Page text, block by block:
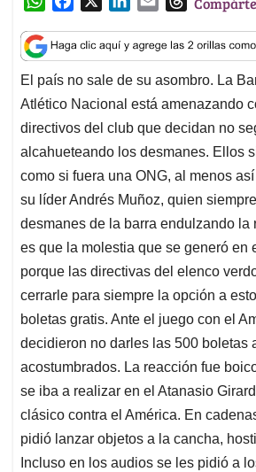
a
t
s
A
p
p
c
e
b
o
o
k
n
k
e
d
I
n
a
i
l
r
e
a
d
s
El país no sale de su asombro. La
Atlético Nacional está amenazando
directivos del club que decidan no
alcahueteando los desmanes. Ellos
como si fuera una ONG, al menos
su líder Andrés Muñoz, quien
desmanes de la barra endulzando la
es que la molestia que se generó en
porque las directivas del elenco
cerrarle para siempre la opción a
boletas gratis. Ante el juego con el
decidieron no darles las 500 boletas
acostumbrados. La reacción fue
se iba a realizar en el Atanasio
clásico contra el América. En
pidió lanzar objetos a la cancha,
Incluso en los audios se les pidió a